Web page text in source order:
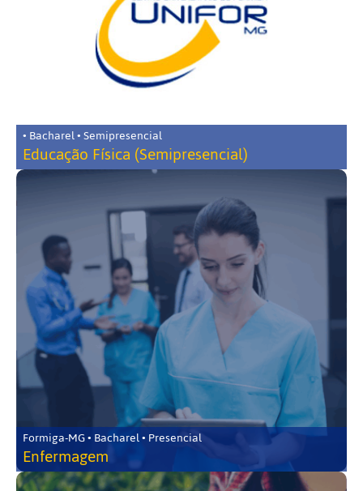
• Bacharel • Semipresencial
Educação Física (Semipresencial)
Formiga-MG • Bacharel • Presencial
Enfermagem